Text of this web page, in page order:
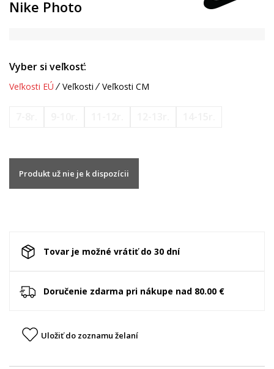
Nike Photo
Vyber si veľkosť:
Veľkosti EÚ Veľkosti Veľkosti CM
Produkt už nie je k dispozícii
Tovar je možné vrátiť do 30 dní
Doručenie zdarma pri nákupe nad 80.00 €
Uložiť do zoznamu želaní